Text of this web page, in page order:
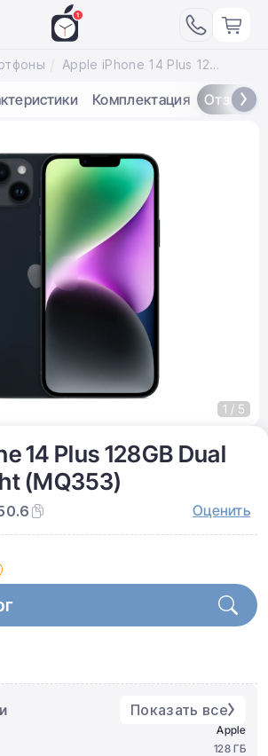
Apple iPhone 14 Plus 128GB Dual Sim Midnight (MQ353)
Комплектация Отзывы
14 Plus 128GB Dual
(MQ353)
Оценить
Показать все
Apple
128 ГБ
1 / 5